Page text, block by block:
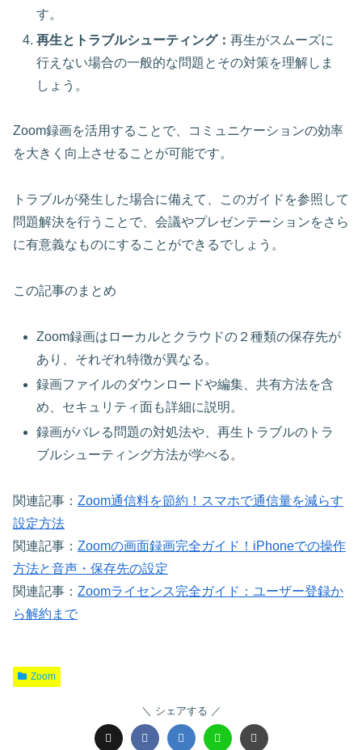
す。
再生とトラブルシューティング：再生がスムーズに
行えない場合の一般的な問題とその対策を理解しま
しょう。
Zoom録画を活用することで、コミュニケーションの効率
を大きく向上させることが可能です。
トラブルが発生した場合に備えて、このガイドを参照して
問題解決を行うことで、会議やプレゼンテーションをさら
に有意義なものにすることができるでしょう。
この記事のまとめ
Zoom録画はローカルとクラウドの２種類の保存先が
あり、それぞれ特徴が異なる。
録画ファイルのダウンロードや編集、共有方法を含
め、セキュリティ面も詳細に説明。
録画がバレる問題の対処法や、再生トラブルのトラ
ブルシューティング方法が学べる。
関連記事： Zoom通信料を節約！スマホで通信量を減らす
設定方法
関連記事： Zoomの画面録画完全ガイド！iPhoneでの操作
方法と音声・保存先の設定
関連記事： Zoomライセンス完全ガイド：ユーザー登録か
ら解約まで
Zoom
シェアする